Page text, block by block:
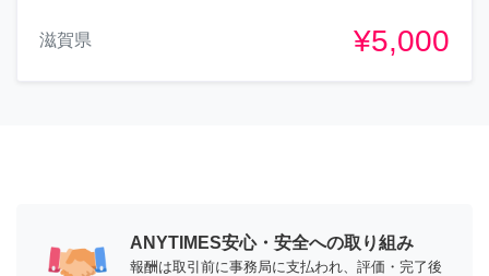
滋賀県 ¥5,000
ANYTIMES安心・安全への取り組み
報酬は取引前に事務局に支払われ、評価・完了後